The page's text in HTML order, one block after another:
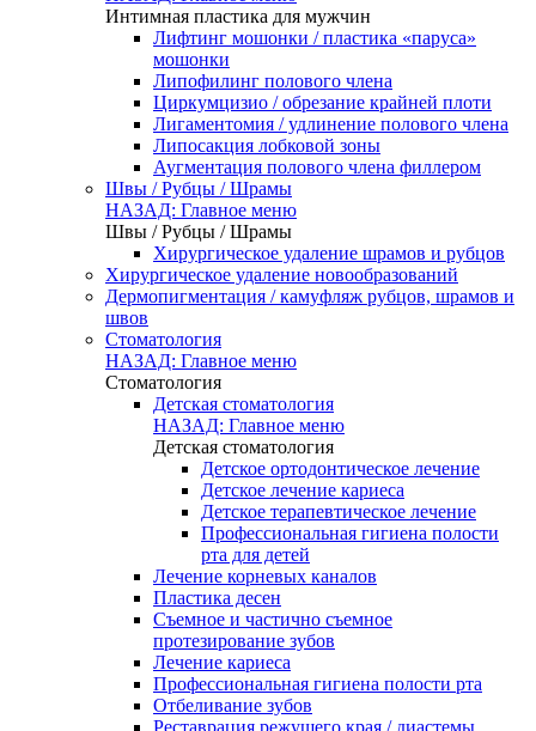
Интимная пластика для мужчин
Лифтинг мошонки / пластика «паруса»
мошонки
Липофилинг полового члена
Циркумцизио / обрезание крайней плоти
Лигаментомия / удлинение полового члена
Липосакция лобковой зоны
Аугментация полового члена филлером
Швы / Рубцы / Шрамы
НАЗАД: Главное меню
Швы / Рубцы / Шрамы
Хирургическое удаление шрамов и рубцов
Хирургическое удаление новообразований
Дермопигментация / камуфляж рубцов, шрамов и
швов
Стоматология
НАЗАД: Главное меню
Стоматология
Детская стоматология
НАЗАД: Главное меню
Детская стоматология
Детское ортодонтическое лечение
Детское лечение кариеса
Детское терапевтическое лечение
Профессиональная гигиена полости
рта для детей
Лечение корневых каналов
Пластика десен
Съемное и частично съемное
протезирование зубов
Лечение кариеса
Профессиональная гигиена полости рта
Отбеливание зубов
Реставрация режущего края / диастемы